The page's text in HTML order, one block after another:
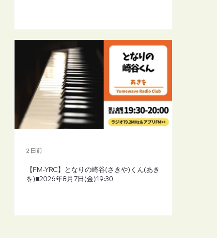
【FM-YRC】となりの崎谷(さきや)くん(あき
を)■2026年8月7日(金)19:30
2 日前